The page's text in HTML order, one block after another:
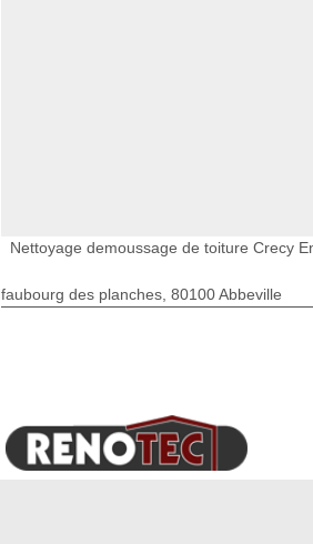
Nettoyage demoussage de toiture Crecy
faubourg des planches, 80100 Abbeville